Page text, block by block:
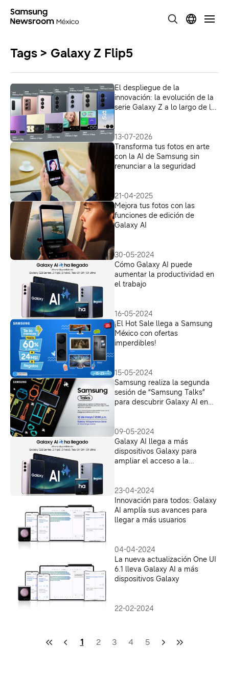
Tags > Galaxy Z Flip5
El despliegue de la
innovación: la evolución de la
serie Galaxy Z a lo largo de los
13-07-2026
Transforma tus fotos en arte
con la AI de Samsung sin
renunciar a la seguridad
21-04-2025
Mejora tus fotos con las
funciones de edición de
Galaxy AI
30-05-2024
Cómo Galaxy AI puede
aumentar la productividad en
el trabajo
16-05-2024
¡El Hot Sale llega a Samsung
México con ofertas
imperdibles!
15-05-2024
Samsung realiza la segunda
sesión de “Samsung Talks”
para descubrir Galaxy AI en
09-05-2024
Galaxy AI llega a más
dispositivos Galaxy para
ampliar el acceso a la
23-04-2024
Innovación para todos: Galaxy
AI amplía sus avances para
llegar a más usuarios
04-04-2024
La nueva actualización One UI
6.1 lleva Galaxy AI a más
dispositivos Galaxy
22-02-2024
1 2 3 4 5